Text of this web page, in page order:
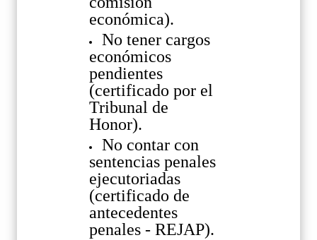
económica).
No tener cargos
económicos
pendientes
(certificado por el
Tribunal de
Honor).
No contar con
sentencias penales
ejecutoriadas
(certificado de
antecedentes
penales - REJAP).